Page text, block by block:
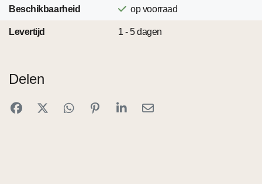
Beschikbaarheid op voorraad
Levertijd 1 - 5 dagen
Delen